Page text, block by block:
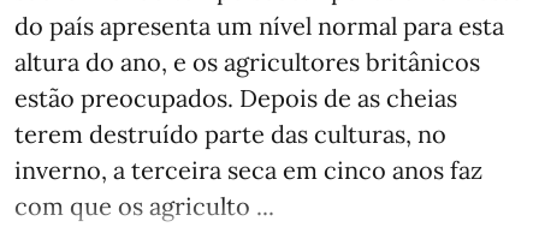
do país apresenta um nível normal para esta
altura do ano, e os agricultores britânicos
estão preocupados. Depois de as cheias
terem destruído parte das culturas, no
inverno, a terceira seca em cinco anos faz
com que os agriculto ...